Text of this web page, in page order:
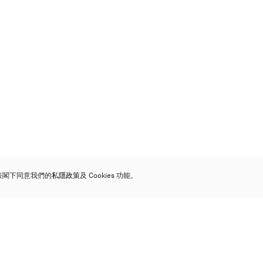
下同意我們的私隱政策及 Cookies 功能。